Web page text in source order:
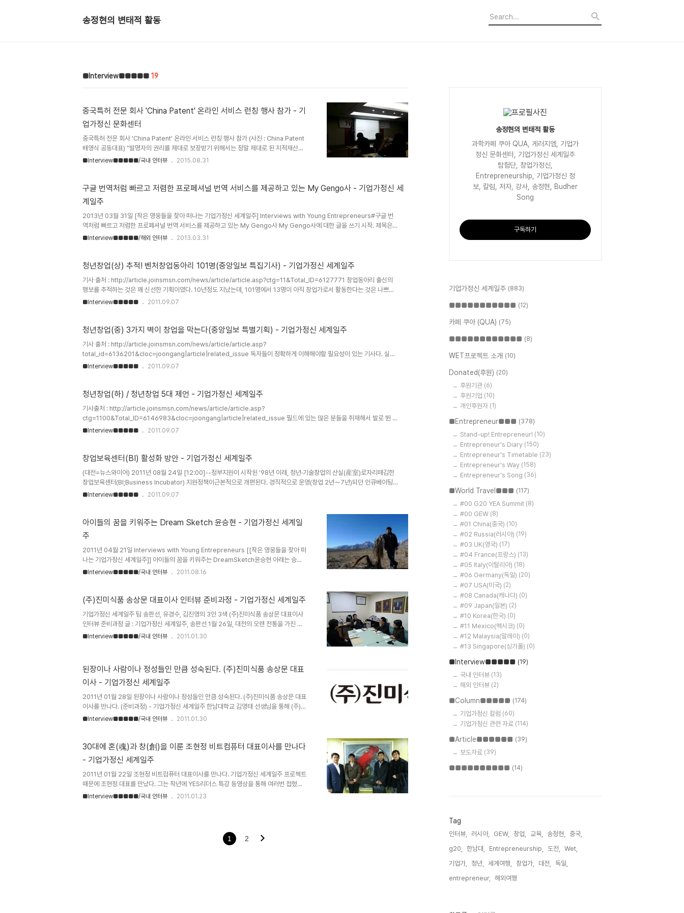
송정현의 변태적 활동
■Interview■■■■■ 19
중국특허 전문 회사 'China Patent' 온라인 서비스 런칭 행사 참가 - 기
업가정신 문화센터
중국특허 전문 회사 'China Patent' 온라인 서비스 런칭 행사 참가 (사진 : China Patent
배영식 공동대표) "발명자의 권리를 제대로 보장받기 위해서는 정말 제대로 된 지적재산권
(IP) 전문가를 만나야 합니다. 중국에서 소니와의 5년 이상의 기나긴 특허소송에서 승소했
환경을 정확하게 알고, 아이디어/기술의 우수성과 권리를 보다 넓게 확보할 수 있도록 특허/
기술/소송/투자 전문가들이 함께 도와주는 서비스를 제공합니다." (매우 진지하게 이야기
하셔서 궁서체로 표현. ㅋㅋ) 배영식 대표는 자신의 소니와 특허소송(1심 승소..
■Interview■■■■■/국내 인터뷰 2015.08.31
구글 번역처럼 빠르고 저렴한 프로페셔널 번역 서비스를 제공하고 있는 My Gengo사 - 기업가정신 세
계일주
2013년 03월 31일 [작은 영웅들을 찾아 떠나는 기업가정신 세계일주] Interviews with Young Entrepreneurs#구글 번
역처럼 빠르고 저렴한 프로페셔널 번역 서비스를 제공하고 있는 My Gengo사 My Gengo사에 대한 글을 쓰기 시작. 제목은
'구글 번역처럼 빠르고 저렴한 프로페셔널 번역 서비스, MyGengo'로 설정해보았다. 출판사 편집장님의 권유?에 따라.. 400p
http://ko.gengo.com/http://www.crunchbase.com/company..
■Interview■■■■■/해외 인터뷰 2013.03.31
청년창업(상) 추적! 벤처창업동아리 101명(중앙일보 특집기사) - 기업가정신 세계일주
기사 출처 : http://article.joinsmsn.com/news/article/article.asp?ctg=11&Total_ID=6127771 창업동아리 출신의
행보를 추적하는 것은 꽤 신선한 기획이였다. 10년정도 지났는데, 101명에서 13명이 아직 창업가로서 활동한다는 것은 나쁘지
않은 확률이라 생각한다. 일반적으로 생존률 6~7% 이하인데 반해, 약 2배 정도의 생존률을 보이고 있는 것으로 보아 창업동아
벤처 동아..
■Interview■■■■■ 2011.09.07
청년창업(중) 3가지 벽이 창업을 막는다(중앙일보 특별기획) - 기업가정신 세계일주
기사 출처 : http://article.joinsmsn.com/news/article/article.asp?
total_id=6136201&cloc=joongang|article|related_issue 독자들이 정확하게 이해해야할 필요성이 있는 기사다. 실패
를 허용하는 문화를 만드는 것이 아닌, 실패한 이들에게 기회를 줄 수 있는 문화를 형성해야된다. 실패에 대한 유연성이 필요한
한다. 기자는 사회현상을 그대로 기사로 담아야겠지만, 한국은 의도적으로 올바른 ..
■Interview■■■■■ 2011.09.07
청년창업(하) / 청년창업 5대 제언 - 기업가정신 세계일주
기사출처 : http://article.joinsmsn.com/news/article/article.asp?
ctg=1100&Total_ID=6146983&cloc=joongang|article|related_issue 필드에 있는 많은 분들을 취재해서 발로 뛴 흔
적이 역력한 노력이 보이는 노력 만점의 기사다. '에인절'이 무엇일까? 한참 고민했다. ㅋㅋㅋ 엔젤이더군. 어디 절 이름인줄 알았
창업 5대 제언 5일 정부와 한나라당의 당정회의..
■Interview■■■■■ 2011.09.07
창업보육센터(BI) 활성화 방안 - 기업가정신 세계일주
(대전=뉴스와이어) 2011년 08월 24일 [12:00]--정부지원이 시작된 ’98년 이래, 청년·기술창업의 산실(産室)로자리매김한
창업보육센터(BI;Business Incubator) 지원정책이근본적으로 개편된다. 경직적으로 운영(창업 2년～7년)되던 인큐베이팅
범위를 예비창업 및 성장단계까지 점진적으로 확장하고, 창업보육센터 운영을 민간시장에 적극 개방하여 전문성과 활력을 도입
일(수), 중소기업청(청장 김동선)은 지난 10여년간 누적된 창업보육현장의 건..
■Interview■■■■■ 2011.09.07
아이들의 꿈을 키워주는 Dream Sketch 윤승현 - 기업가정신 세계일
주
2011년 04월 21일 Interviews with Young Entrepreneurs [[작은 영웅들을 찾아 떠
나는 기업가정신 세계일주]] 아이들의 꿈을 키워주는 DreamSketch윤승현 아래는 승현
이의 셀프 인터뷰 자료이다. 출처 : 윤승현의 기업가정신 세계일주 # 1 본인 소개와 회사소
를 하며 비즈니스 관련 네트워크 등의 인적자원과 경험을 쌓기 위해 휴업상태에 있습니다.
꿈을 가지고 있었습니다. 어렸을 때에는 막연하게 내가 건축..
■Interview■■■■■/국내 인터뷰 2011.08.16
(주)진미식품 송상문 대표이사 인터뷰 준비과정 - 기업가정신 세계일주
기업가정신 세계일주 팀 송판선, 유경수, 김진영의 3인 3색 (주)진미식품 송상문 대표이사
인터뷰 준비과정 글 : 기업가정신 세계일주, 송판선 1월 26일, 대전의 오랜 전통을 가진 중
소기업 (주)진미식품의 송상문 대표님과 인터뷰를 가졌다. 처음으로 국내 인터뷰에 참석하
다." "안녕하세요, 대표님." 이런 상투적인 인사를 뒤로하고 본격적인 인터뷰에 들어갔다. 나
는 '기업가정신 세계일주'의 출국에 맞춰 작은 테마로 '기업가정신 국내일주'를 진행하..
■Interview■■■■■/국내 인터뷰 2011.01.30
된장이나 사람이나 정성들인 만큼 성숙된다. (주)진미식품 송상문 대표
이사 - 기업가정신 세계일주
2011년 01월 28일 된장이나 사람이나 정성들인 만큼 성숙된다. (주)진미식품 송상문 대표
이사를 만나다. (준비과정) - 기업가정신 세계일주 한남대학교 김영태 선생님을 통해 (주)진
미식품 송상문 대표이사를 만날 수 있었다. (주)진미식품은 전통식품으로 60년 이상된 기
이다. 삼국지의 손권과 같이 수성을 하고 있는 리더라고 볼 수도 있다. 예전에(아마 2006
년이였을 것이다.) 대전CEO아카데미에서 송상문 대표를 처음 만났을 때, 그의 직책은 전무
였던걸로 기억하는데, 2007년 대표이사 취임을 하고 약 5년간 경영일선에서 진미식품..
■Interview■■■■■/국내 인터뷰 2011.01.30
30대에 혼(魂)과 창(創)을 이룬 조현정 비트컴퓨터 대표이사를 만나다
- 기업가정신 세계일주
2011년 01월 22일 조현정 비트컴퓨터 대표이사를 만나다. 기업가정신 세계일주 프로젝트
때문에 조현정 대표를 만났다. 그는 작년에 YES리더스 특강 동영상을 통해 여러번 접했고,
연세대에 있었던 뱁슨칼리지 도나캘리 교수의 기업가정신 특강? 워크숍? 때에도 잠깐 인사
국내산 한우만 취급합니다." 요즘 같은 때에는 저런 표어는 안 맞는 것 같다라는 생각이 들
었다. 온통 구제역때문에 온 나라가 휘청거리고 있는데, 식당 매출에 영향이 ..
■Interview■■■■■/국내 인터뷰 2011.01.23
1 2
송정현의 변태적 활동
과학카페 쿠아 QUA, 게러지엠, 기업가
정신 문화센터, 기업가정신 세계일주
탐험단, 창업가정신,
Entrepreneurship, 기업가정신 정
보, 칼럼, 저자, 강사, 송정현, Budher
Song
구독하기
기업가정신 세계일주 (883)
■■■■■■■■■■■ (12)
카페 쿠아 (QUA) (75)
■■■■■■■■■■■■ (8)
WET프로젝트 소개 (10)
Donated(후원) (20)
후원기관 (6)
후원기업 (10)
개인후원자 (1)
■Entrepreneur■■■ (378)
Stand-up! Entrepreneur! (10)
Entrepreneur's Diary (150)
Entrepreneur's Timetable (23)
Entrepreneur's Way (158)
Entrepreneur's Song (36)
■World Travel■■■ (117)
#00 G20 YEA Summit (8)
#00 GEW (8)
#01 China(중국) (10)
#02 Russia(러시아) (19)
#03 UK(영국) (17)
#04 France(프랑스) (13)
#05 Italy(이탈리아) (18)
#06 Germany(독일) (20)
#07 USA(미국) (2)
#08 Canada(캐나다) (0)
#09 Japan(일본) (2)
#10 Korea(한국) (0)
#11 Mexico(멕시코) (0)
#12 Malaysia(말레이) (0)
#13 Singapore(싱가폴) (0)
■Interview■■■■■ (19)
국내 인터뷰 (13)
해외 인터뷰 (2)
■Column■■■■■ (174)
기업가정신 칼럼 (60)
기업가정신 관련 자료 (114)
■Article■■■■■■ (39)
보도자료 (39)
■■■■■■■■■■ (14)
Tag
인터뷰, 러시아, GEW, 창업, 교육, 송정현,
중국,
g20,
한남대, Entrepreneurship, 도전,
Wet,
기업가,
청년, 세계여행, 창업가, 대전,
독일,
entrepreneur,
해외여행,